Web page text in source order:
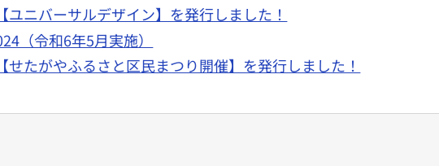
ニバーサルデザイン】を発行しました！
（令和6年5月実施）
たがやふるさと区民まつり開催】を発行しました！